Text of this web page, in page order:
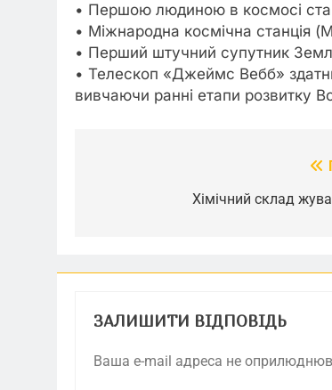
• Першою людиною в космосі став
• Міжнародна космічна станція
• Перший штучний супутник
• Телескоп «Джеймс Вебб»
вивчаючи ранні етапи розвитку
Хімічний склад
ЗАЛИШИТИ ВІДПОВІДЬ
Ваша e-mail адреса не